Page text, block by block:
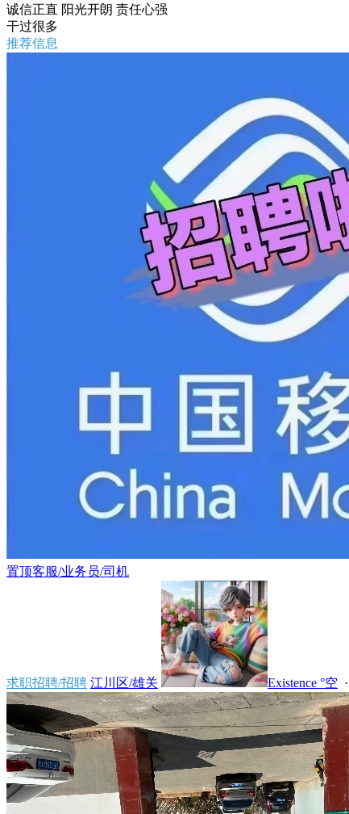
诚信正直 阳光开朗 责任心强
干过很多
推荐信息
置顶客服/业务员/司机
求职招聘/招聘 江川区/雄关 Existence °空 ·